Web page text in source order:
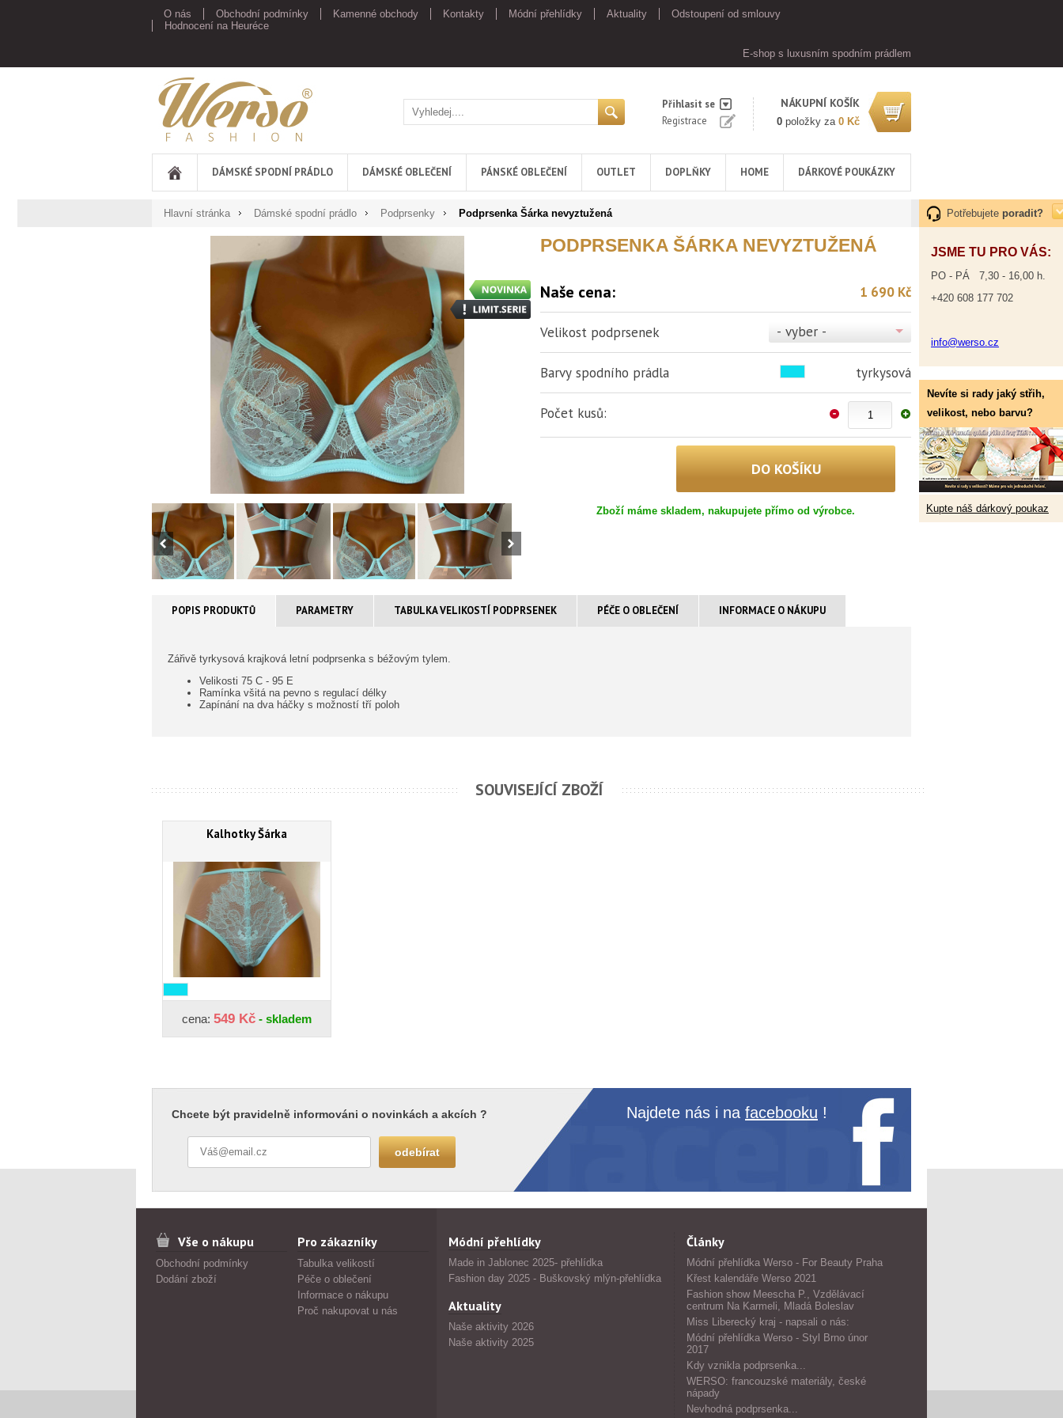
O nás Obchodní podmínky Kamenné obchody Kontakty Módní přehlídky Aktuality
Odstoupení od smlouvy
Hodnocení na Heuréce
E-shop s luxusním spodním prádlem
Werso
Přihlasit se
Registrace
NÁKUPNÍ KOŠÍK
0 položky za 0 Kč
DÁMSKÉ SPODNÍ PRÁDLO DÁMSKÉ OBLEČENÍ PÁNSKÉ OBLEČENÍ OUTLET DOPLŇKY HOME DÁRKOVÉ POUKÁZKY
Potřebujete poradit?
JSME TU PRO VÁS:
PO - PÁ 7,30 - 16,00 h.
+420 608 177 702
info@werso.cz
Nevíte si rady jaký střih,
velikost, nebo barvu?
Kupte náš dárkový poukaz
Hlavní stránka Dámské spodní prádlo Podprsenky Podprsenka Šárka nevyztužená
PODPRSENKA ŠÁRKA NEVYZTUŽENÁ
Naše cena: 1 690 Kč
Velikost podprsenek - vyber -
Barvy spodního prádla tyrkysová
Počet kusů:
Zboží máme skladem, nakupujete přímo od výrobce.
POPIS PRODUKTŮ PARAMETRY TABULKA VELIKOSTÍ PODPRSENEK PÉČE O OBLEČENÍ INFORMACE O NÁKUPU
Zářivě tyrkysová krajková letní podprsenka s béžovým tylem.
Velikosti 75 C - 95 E
Ramínka všitá na pevno s regulací délky
Zapínání na dva háčky s možností tří poloh
SOUVISEJÍCÍ ZBOŽÍ
Kalhotky Šárka
cena: 549 Kč - skladem
Chcete být pravidelně informováni o novinkách a akcích ? Najdete nás i na facebooku !
Vše o nákupu
Obchodní podmínky
Dodání zboží
Pro zákazníky
Tabulka velikostí
Péče o oblečení
Informace o nákupu
Proč nakupovat u nás
Módní přehlídky
Made in Jablonec 2025- přehlídka
Fashion day 2025 - Buškovský mlýn-přehlídka
Aktuality
Naše aktivity 2026
Naše aktivity 2025
Články
Módní přehlídka Werso - For Beauty Praha
Křest kalendáře Werso 2021
Fashion show Meescha P., Vzdělávací
centrum Na Karmeli, Mladá Boleslav
Miss Liberecký kraj - napsali o nás:
Módní přehlídka Werso - Styl Brno únor
2017
Kdy vznikla podprsenka...
WERSO: francouzské materiály, české
nápady
Nevhodná podprsenka...